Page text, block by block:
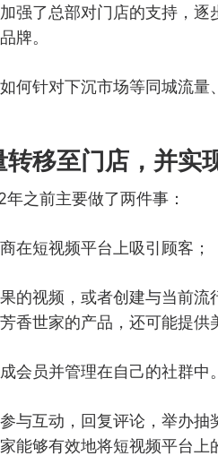
强了总部对门店的支持，
牌。
何针对下沉市场等同城流
移至门店，并实
之前主要做了两件事：
在短视频平台上吸引顾客；
的视频，或者创建与当前
香世家的产品，还可能提供
会员并管理在自己的社群中。
与互动，回复评论，举办
能够有效地将短视频平台